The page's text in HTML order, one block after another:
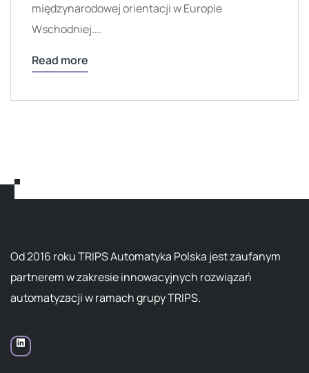
międzynarodowej orientacji w Europie
Wschodniej….
Read more
Od 2016 roku TRIPS Automatyka Polska jest zaufanym
partnerem w zakresie innowacyjnych rozwiązań
automatyzacji w ramach grupy TRIPS.